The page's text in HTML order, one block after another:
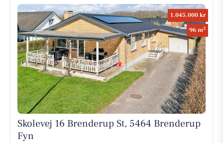
1.045.000 kr
96 m2
Skolevej 16 Brenderup St, 5464 Brenderup
Fyn